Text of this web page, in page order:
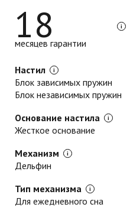
Настил
Блок зависимых пружин
Блок независимых пружин
Основание настила
Жесткое основание
Механизм
Дельфин
Тип механизма
Для ежедневного сна
18
месяцев гарантии